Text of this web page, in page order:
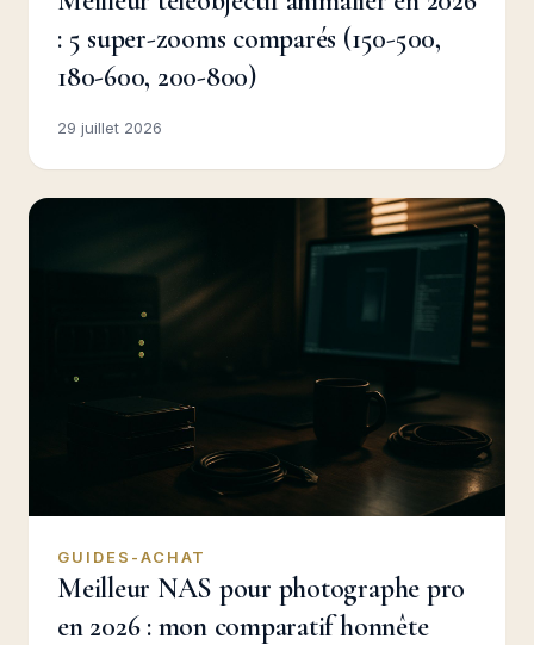
: 5 super-zooms comparés (150-500,
180-600, 200-800)
29 juillet 2026
GUIDES-ACHAT
Meilleur NAS pour photographe pro
en 2026 : mon comparatif honnête